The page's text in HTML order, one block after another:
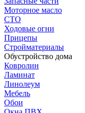
Моторное масло
СТО
Ходовые огни
Прицепы
Стройматериалы
Обустройство дома
Ковролин
Ламинат
Линолеум
Мебель
Обои